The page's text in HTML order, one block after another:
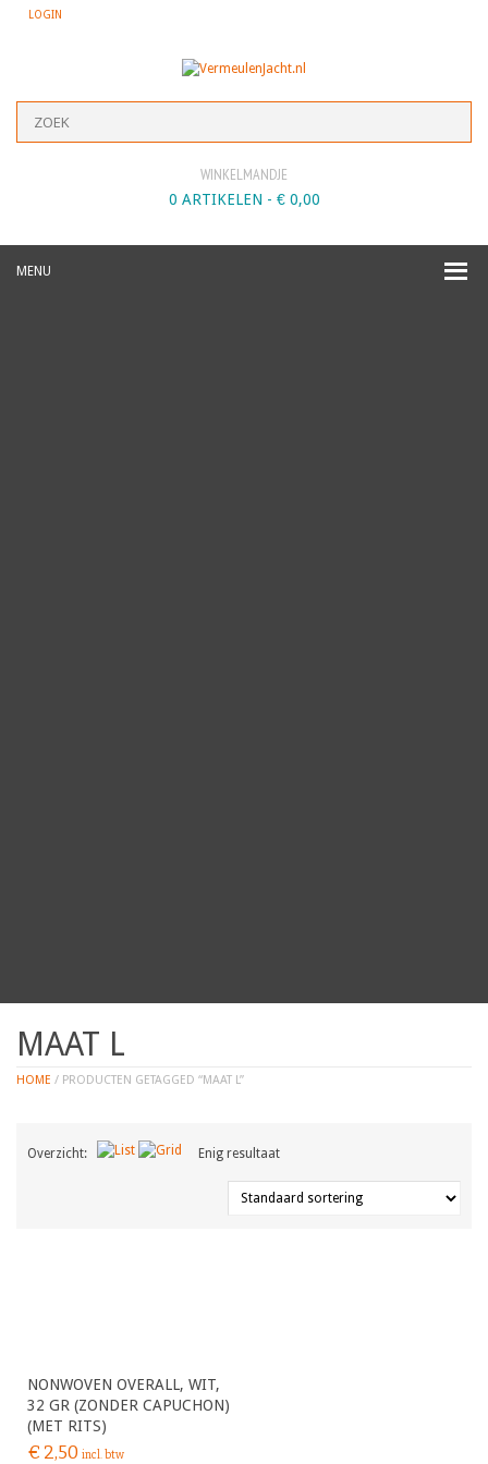
LOGIN
WINKELMANDJE
0 ARTIKELEN - €0,00
MENU
MAAT L
HOME / PRODUCTEN GETAGGED “MAAT L”
Overzicht: Enig resultaat
NONWOVEN OVERALL, WIT,
32 GR (ZONDER CAPUCHON)
(MET RITS)
€ 2,50 incl. btw